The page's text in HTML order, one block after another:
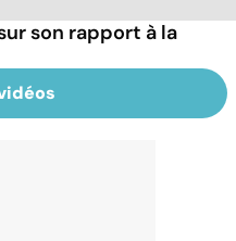
son rapport à la